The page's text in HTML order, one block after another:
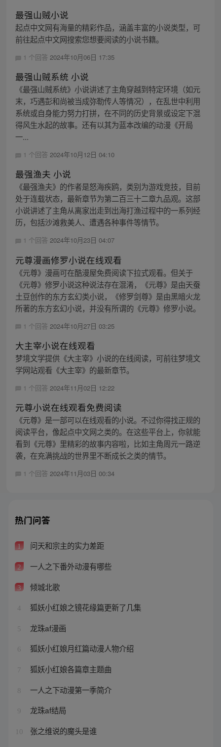
最强山贼小说
起点中文网有海量的精彩作品，涵盖丰富的小说类型，可
前往起点中文网搜索您想要阅读的小说书籍。
1 个回答 2024年10月06日 17:35
最强山贼系统 小说
《最强山贼系统》小说讲述了主角穿越到特定环境（如元
末，巧遇彭和尚被当成弥勒传人等情况），在乱世中利用
系统或自身能力努力打拼，在不同的历史背景或设定下混
得风生水起的故事。还有以其为蓝本改编的动漫《开局
一...
1 个回答 2024年10月12日 04:10
最强渔夫 小说
《最强渔夫》的作者是怒海疾鸥，类别为游戏竞技，目前
处于连载状态，最新章节为第二百三十二章九品观。这部
小说讲述了主角从离家出走到出海打渔过程中的一系列经
历，包括沙滩救美人、遭遇各种事件等情节。
1 个回答 2024年10月23日 04:07
元尊漫画修罗小说在线观看
《元尊》漫画可在酷漫屋免费阅读下拉式观看。但关于
《元尊》修罗小说这种说法存在混淆，《元尊》是由天蚕
土豆创作的东方玄幻类小说，《修罗剑尊》是由黑暗火龙
所著的东方玄幻小说，并没有所谓的《元尊》修罗小说。
1 个回答 2024年10月27日 03:25
大主宰小说在线观看
梦境文学提供《大主宰》小说的在线阅读，可前往梦境文
学网站观看《大主宰》的最新章节。
1 个回答 2024年11月02日 12:22
元尊小说在线观看免费阅读
《元尊》是一部可以在线观看的小说。不过你得找正规的
阅读平台，像起点中文网之类的。在这些平台上，你就能
看到《元尊》里精彩的故事内容啦，比如主角周元一路逆
袭，在充满挑战的世界里不断成长之类的情节。
1 个回答 2024年11月03日 00:34
热门问答
1 问天和宗主的实力差距
2 一人之下番外动漫有哪些
3 倾城北歌
4 狐妖小红娘之镜花缘篇更新了几集
5 龙珠af漫画
6 狐妖小红娘月红篇动漫人物介绍
7 狐妖小红娘各篇章主题曲
8 一人之下动漫第一季简介
9 龙珠af结局
10 张之维说的魔头是谁